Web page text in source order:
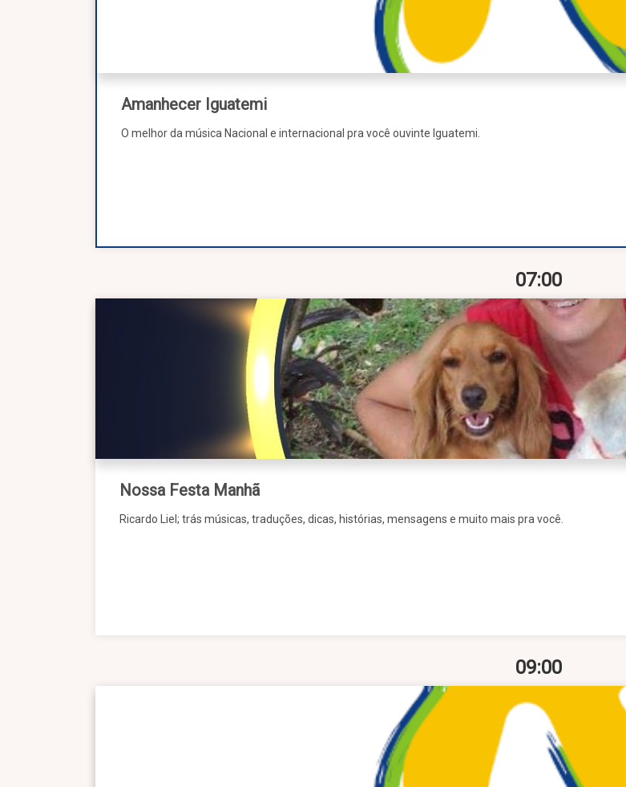
Amanhecer Iguatemi
O melhor da música Nacional e internacional pra você ouvinte Iguatemi.
07:00
Nossa Festa Manhã
Ricardo Liel; trás músicas, traduções, dicas, histórias, mensagens e muito mais pra você.
09:00